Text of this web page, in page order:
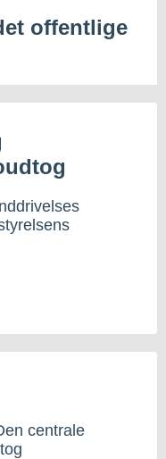
offentlige
centrale